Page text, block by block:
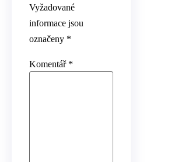
Vyžadované
informace jsou
označeny *
Komentář *